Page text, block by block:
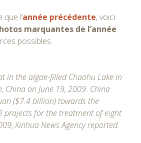
l’année précédente, voici
marquantes de l’année
possibles.
in the algae-filled Chaohu Lake in
China on June 19, 2009. China
($7.4 billion) towards the
projects for the treatment of eight
Xinhua News Agency reported.